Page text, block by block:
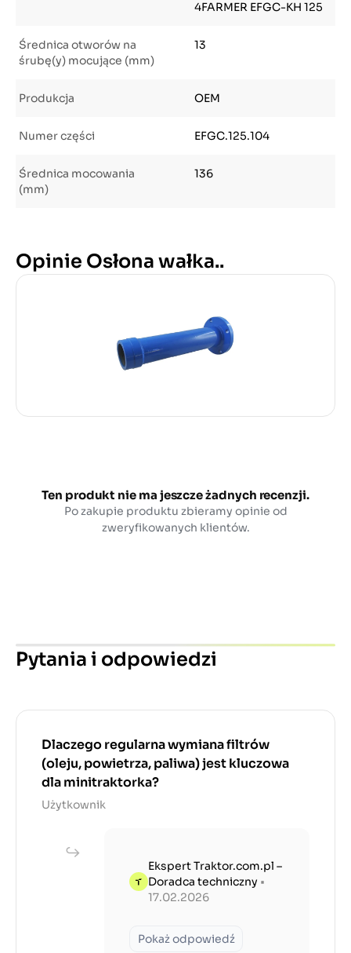
4FARMER EFGC-KH 125
Średnica otworów na
śrubę(y) mocujące (mm)
13
Produkcja OEM
Numer części EFGC.125.104
Średnica mocowania
(mm)
136
Opinie Osłona wałka..
Ten produkt nie ma jeszcze żadnych recenzji.
Po zakupie produktu zbieramy opinie od
zweryfikowanych klientów.
Pytania i odpowiedzi
Dlaczego regularna wymiana filtrów
(oleju, powietrza, paliwa) jest kluczowa
dla minitraktorka?
Użytkownik
Ekspert Traktor.com.pl –
Doradca techniczny •
17.02.2026
Pokaż odpowiedź